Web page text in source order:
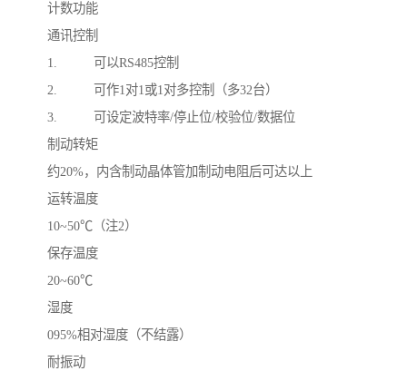
计数功能
通讯控制
1. 可以RS485控制
2. 可作1对1或1对多控制（多32台）
3. 可设定波特率/停止位/校验位/数据位
制动转矩
约20%，内含制动晶体管加制动电阻后可达以上
运转温度
10~50℃（注2）
保存温度
20~60℃
湿度
095%相对湿度（不结露）
耐振动